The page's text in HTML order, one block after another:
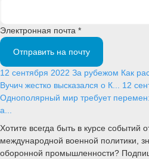
Электронная почта *
Отправить на почту
12 сентября 2022 За рубежом Как
Вучич жестко высказался о К... 12
Однополярный мир требует
а...
Хотите всегда быть в курсе событий
международной военной политики,
оборонной промышленности?